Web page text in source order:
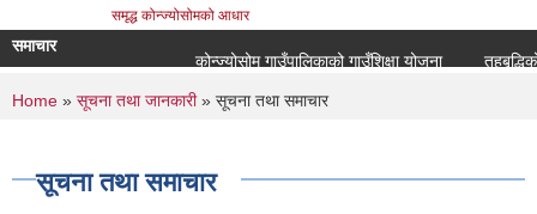
समृद्ध कोन्ज्योसोमको आधार
समाचार
कोन्ज्योसोम गाउँपालिकाको गाउँशिक्षा योजना
तहबृद्धिको
You are here
Home » सूचना तथा जानकारी» सूचना तथा समाचार
सूचना तथा समाचार